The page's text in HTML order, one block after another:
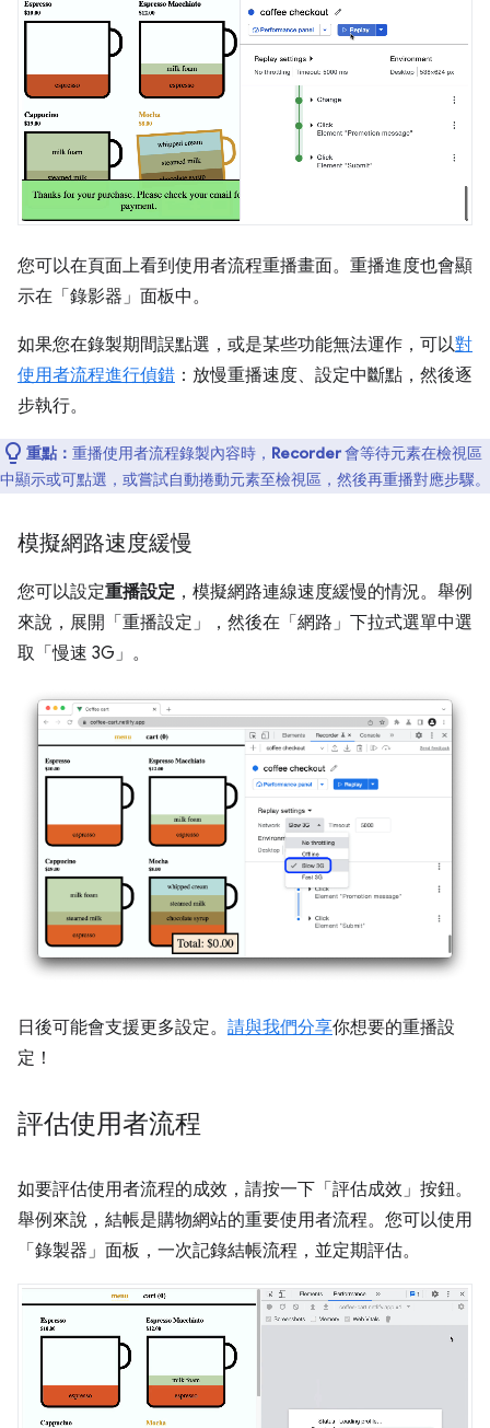
您可以在頁面上看到使用者流程重播畫面。重播進度也會顯
示在「錄影器」 面板中。
如果您在錄製期間誤點選，或是某些功能無法運作，可以對
使用者流程進行偵錯 ：放慢重播速度、設定中斷點，然後逐
步執行。
重點： 重播使用者流程錄製內容時， Recorder會等待元素在檢視區
中顯示或可點選，或嘗試自動捲動元素至檢視區，然後再重播對應步驟。
模擬網路速度緩慢
您可以設定重播設定 ，模擬網路連線速度緩慢的情況。舉例
來說，展開「重播設定」
，然後在「網路」 下拉式選單中選
取「慢速 3G」 。
日後可能會支援更多設定。 請與我們分享你想要的重播設
定！
評估使用者流程
如要評估使用者流程的成效，請按一下「評估成效」 按鈕。
舉例來說，結帳是購物網站的重要使用者流程。您可以使用
「錄製器」 面板，一次記錄結帳流程，並定期評估。